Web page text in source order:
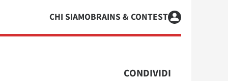
CHI SIAMOBRAINS & CONTEST
CONDIVIDI